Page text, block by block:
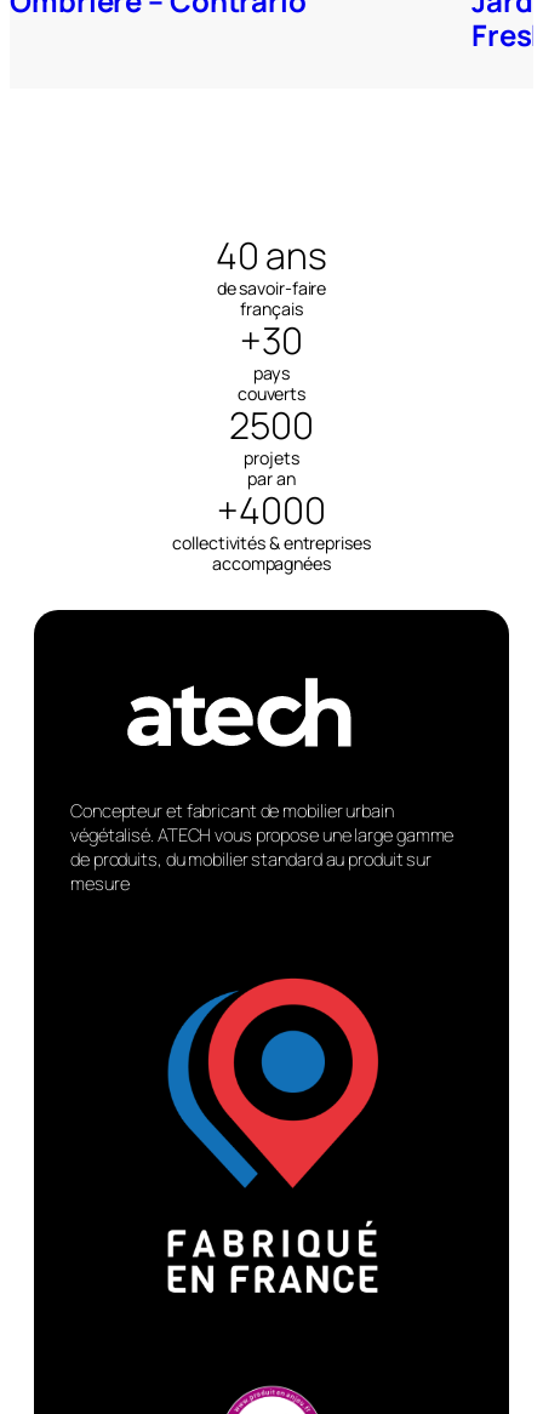
40 ans
de savoir-faire
français
+30
pays
couverts
2500
projets
par an
+4000
collectivités & entreprises
accompagnées
Concepteur et fabricant de mobilier urbain
végétalisé. ATECH vous propose une large gamme
de produits, du mobilier standard au produit sur
mesure